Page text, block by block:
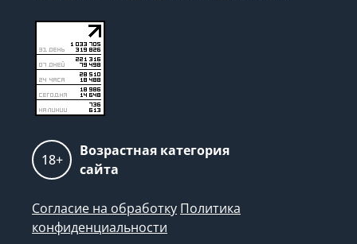
18+
Возрастная категория
сайта
Согласие на обработку Политика
конфиденциальности